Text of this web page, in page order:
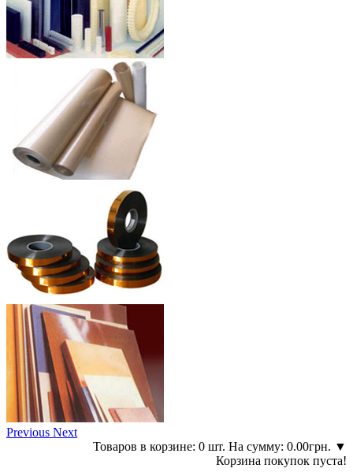
Previous Next
Товаров в корзине: 0 шт. На сумму: 0.00грн. ▼
Корзина покупок пуста!